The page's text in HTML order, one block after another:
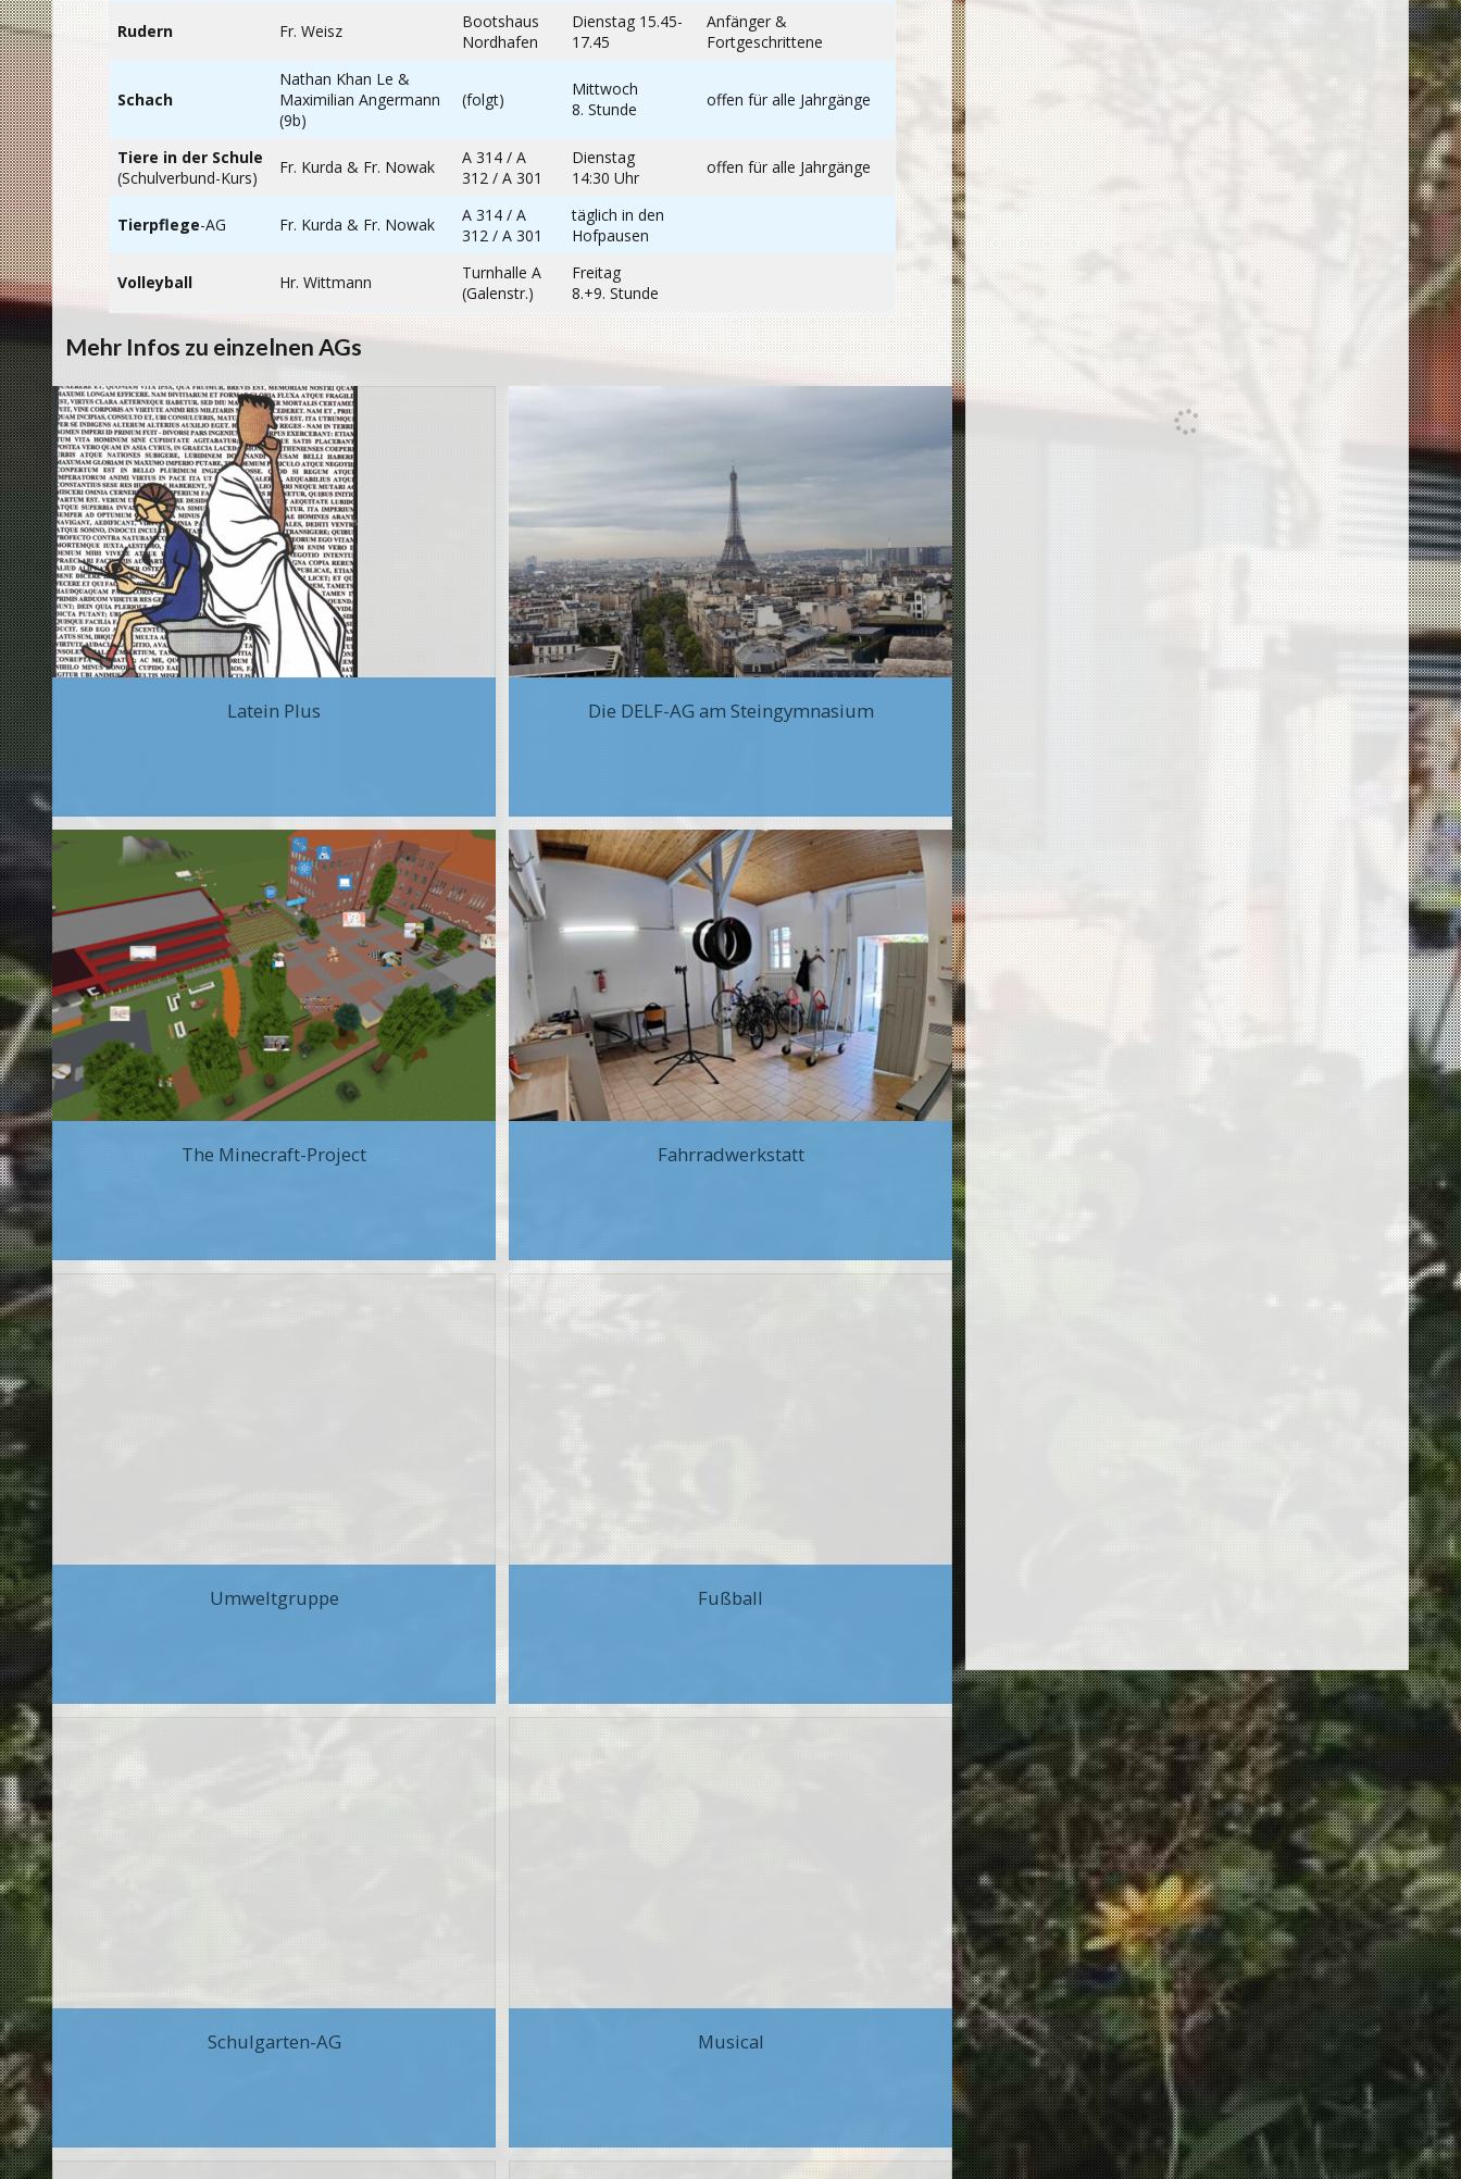
Rudern Fr. Weisz
Bootshaus
Nordhafen
Dienstag 15.45-
17.45
Anfänger &
Fortgeschrittene
Schach
Nathan Khan Le &
Maximilian Angermann
(9b)
(folgt)
Mittwoch
8. Stunde
offen für alle Jahrgänge
Tiere in der Schule
(Schulverbund-Kurs)
Fr. Kurda & Fr. Nowak
A 314 / A
312 / A 301
Dienstag
14:30 Uhr
offen für alle Jahrgänge
Tierpflege-AG Fr. Kurda & Fr. Nowak
A 314 / A
312 / A 301
täglich in den
Hofpausen
Volleyball Hr. Wittmann
Turnhalle A
(Galenstr.)
Freitag
8.+9. Stunde
Mehr Infos zu einzelnen AGs
Latein Plus Die DELF-AG am Steingymnasium
The Minecraft-Project Fahrradwerkstatt
Umweltgruppe Fußball
Schulgarten-AG Musical